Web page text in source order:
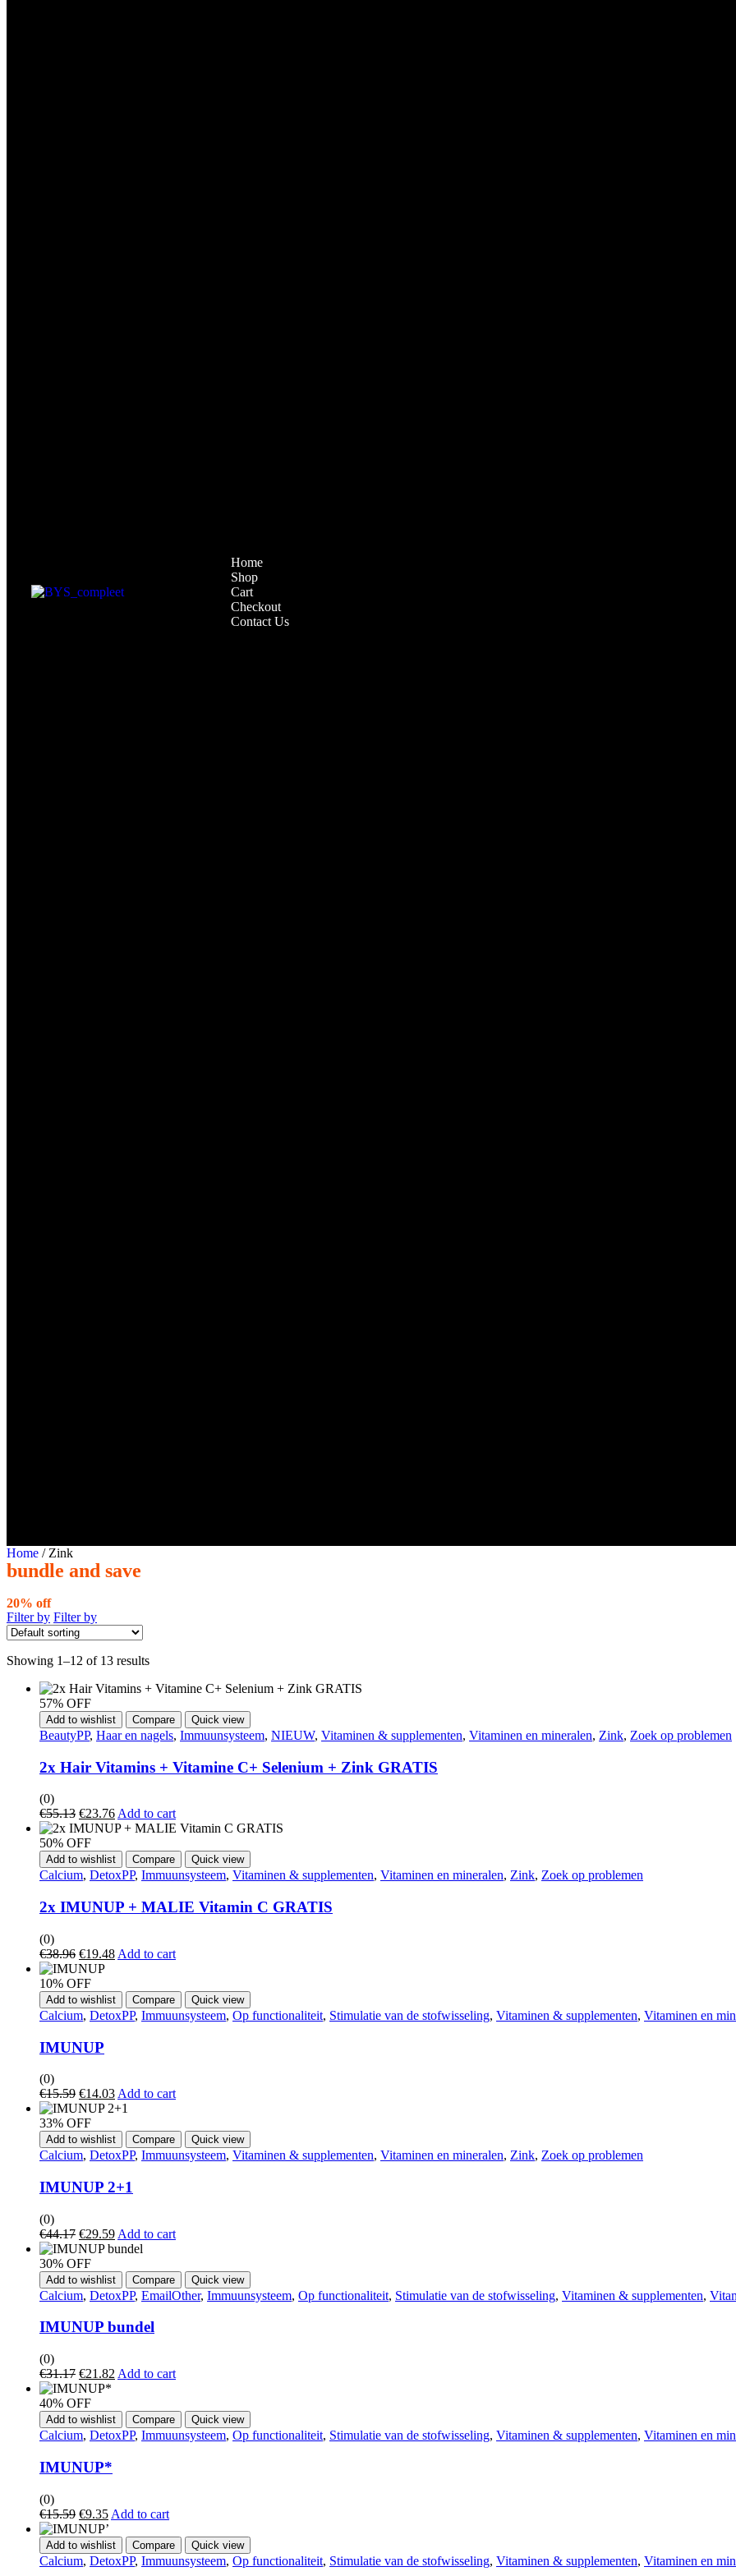
Home
Shop
Cart
Checkout
Contact Us
Home / Zink
bundle and save
20% off
Filter by Filter by
Showing 1–12 of 13 results
57% OFF
Add to wishlist Compare Quick view
BeautyPP, Haar en nagels, Immuunsysteem, NIEUW, Vitaminen & supplementen, Vitaminen en mineralen, Zink, Zoek op problemen
2x Hair Vitamins + Vitamine C+ Selenium + Zink GRATIS
(0)
€55.13 €23.76Add to cart
50% OFF
Add to wishlist Compare Quick view
Calcium, DetoxPP, Immuunsysteem, Vitaminen & supplementen, Vitaminen en mineralen, Zink, Zoek op problemen
2x IMUNUP + MALIE Vitamin C GRATIS
(0)
€38.96 €19.48 Add to cart
10% OFF
Add to wishlist Compare Quick view
Calcium, DetoxPP, Immuunsysteem, Op functionaliteit, Stimulatie van de stofwisseling, Vitaminen & supplementen, Vitaminen en
IMUNUP
(0)
€15.59 €14.03 Add to cart
33% OFF
Add to wishlist Compare Quick view
Calcium, DetoxPP, Immuunsysteem, Vitaminen & supplementen, Vitaminen en mineralen, Zink, Zoek op problemen
IMUNUP 2+1
(0)
€44.17 €29.59 Add to cart
30% OFF
Add to wishlist Compare Quick view
Calcium, DetoxPP, EmailOther, Immuunsysteem, Op functionaliteit, Stimulatie van de stofwisseling, Vitaminen & supplementen,
IMUNUP bundel
(0)
€31.17 €21.82 Add to cart
40% OFF
Add to wishlist Compare Quick view
Calcium, DetoxPP, Immuunsysteem, Op functionaliteit, Stimulatie van de stofwisseling, Vitaminen & supplementen, Vitaminen en
IMUNUP*
(0)
€15.59 €9.35 Add to cart
Add to wishlist Compare Quick view
Calcium, DetoxPP, Immuunsysteem, Op functionaliteit, Stimulatie van de stofwisseling, Vitaminen & supplementen, Vitaminen en